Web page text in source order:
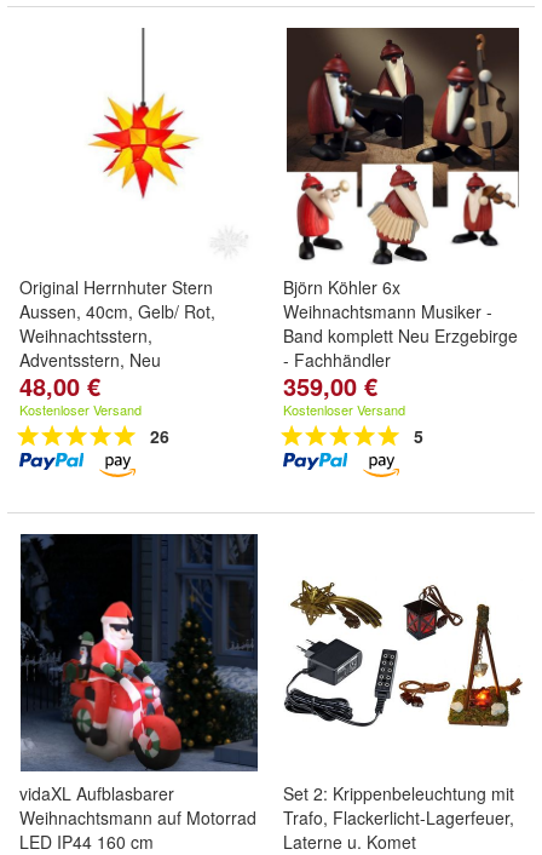
Original Herrnhuter Stern
Aussen, 40cm, Gelb/ Rot,
Weihnachtsstern,
Adventsstern, Neu
48,00 €
Kostenloser Versand
26
Björn Köhler 6x
Weihnachtsmann Musiker -
Band komplett Neu Erzgebirge
- Fachhändler
359,00 €
Kostenloser Versand
5
vidaXL Aufblasbarer
Weihnachtsmann auf Motorrad
LED IP44 160 cm
Set 2: Krippenbeleuchtung mit
Trafo, Flackerlicht-Lagerfeuer,
Laterne u. Komet